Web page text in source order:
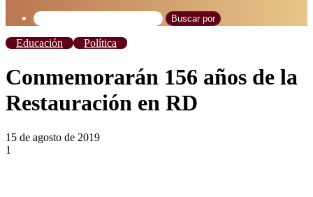
Buscar por
Educación Política
Conmemorarán 156 años de la
Restauración en RD
15 de agosto de 2019
1